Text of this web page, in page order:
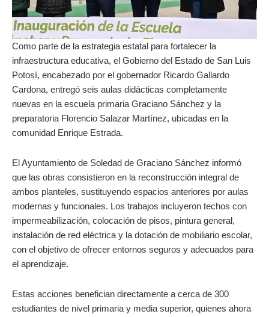
Como parte de la estrategia estatal para fortalecer la
infraestructura educativa, el Gobierno del Estado de San Luis
Potosí, encabezado por el gobernador Ricardo Gallardo
Cardona, entregó seis aulas didácticas completamente
nuevas en la escuela primaria Graciano Sánchez y la
preparatoria Florencio Salazar Martínez, ubicadas en la
comunidad Enrique Estrada.
El Ayuntamiento de Soledad de Graciano Sánchez informó
que las obras consistieron en la reconstrucción integral de
ambos planteles, sustituyendo espacios anteriores por aulas
modernas y funcionales. Los trabajos incluyeron techos con
impermeabilización, colocación de pisos, pintura general,
instalación de red eléctrica y la dotación de mobiliario escolar,
con el objetivo de ofrecer entornos seguros y adecuados para
el aprendizaje.
Estas acciones benefician directamente a cerca de 300
estudiantes de nivel primaria y media superior, quienes ahora